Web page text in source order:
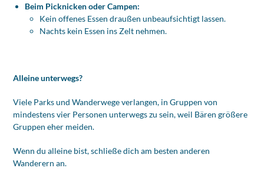
Beim Picknicken oder Campen:
Kein offenes Essen draußen unbeaufsichtigt lassen.
Nachts kein Essen ins Zelt nehmen.
Alleine unterwegs?
Viele Parks und Wanderwege verlangen, in Gruppen von
mindestens vier Personen unterwegs zu sein, weil Bären größere
Gruppen eher meiden.
Wenn du alleine bist, schließe dich am besten anderen
Wanderern an.